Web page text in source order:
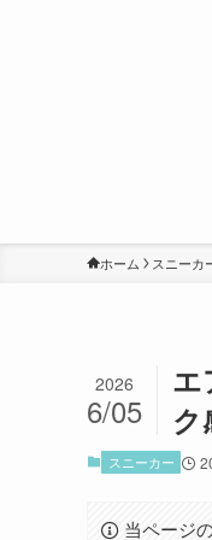
ホーム スニーカ
エ
ク
2026
6/05
スニーカー
当ページ